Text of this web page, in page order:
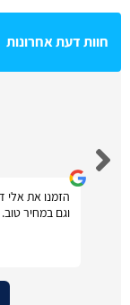
חוות דעת אחרונות
הזמנו את אלי
וגם במחיר טוב.